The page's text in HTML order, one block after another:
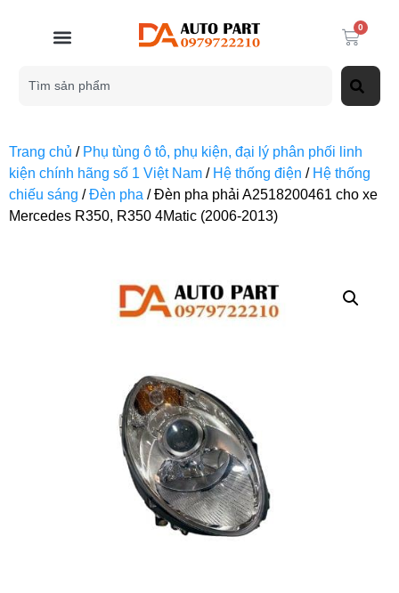
0
Trang chủ / Phụ tùng ô tô, phụ kiện, đại lý phân phối linh
kiện chính hãng số 1 Việt Nam / Hệ thống điện / Hệ thống
chiếu sáng /Đèn pha / Đèn pha phải A2518200461 cho xe
Mercedes R350, R350 4Matic (2006-2013)